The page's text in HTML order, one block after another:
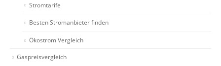
Stromtarife
Besten Stromanbieter finden
Ökostrom Vergleich
Gaspreisvergleich